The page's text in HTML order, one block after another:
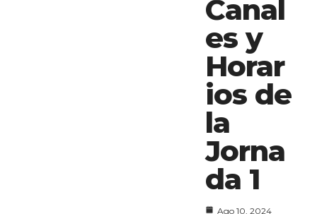
Canal
es y
Horar
ios de
la
Jorna
da 1
Ago 10, 2024